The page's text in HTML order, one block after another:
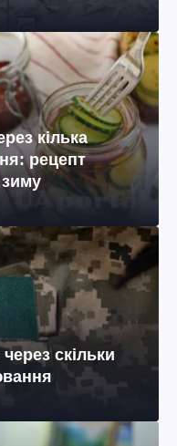
кілька
рецепт
зиму
скільки